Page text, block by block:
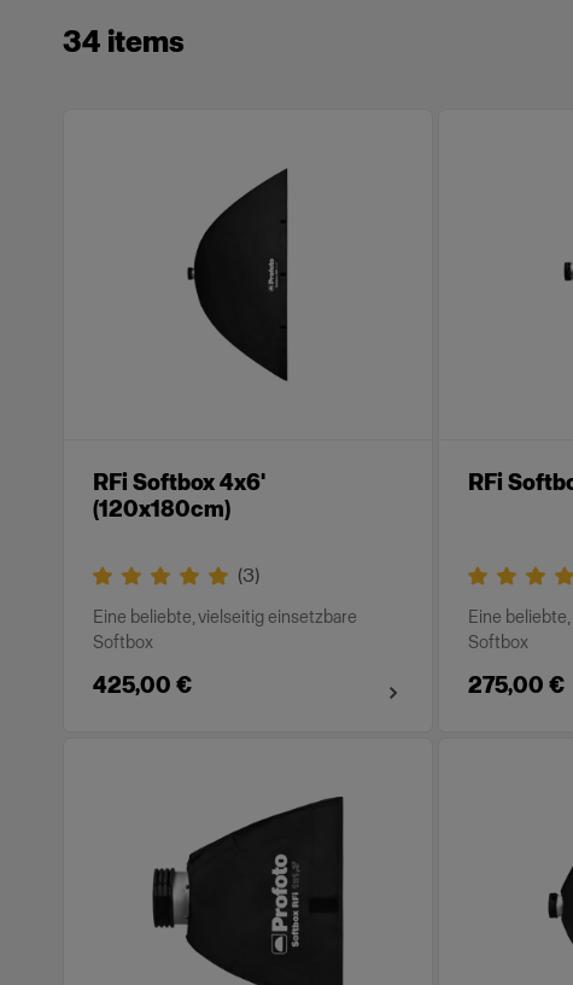
34 items
RFi Softbox 4x6'
(120x180cm)
(3)
Eine beliebte, vielseitig einsetzbare
Softbox
425,00 €
RFi
Eine
Softbox
275,00 €